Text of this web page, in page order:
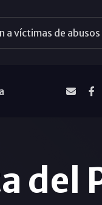
a víctimas de abusos
del